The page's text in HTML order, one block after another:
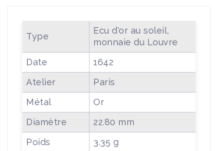
Type
Ecu d'or au soleil,
monnaie du Louvre
Date
1642
Atelier
Paris
Métal
Or
Diamètre
22.80 mm
Poids
3.35 g